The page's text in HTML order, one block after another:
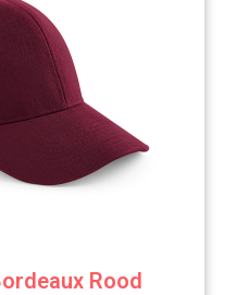
Rood